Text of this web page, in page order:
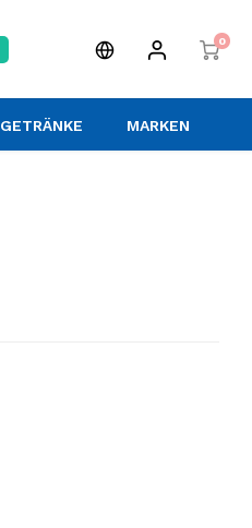
0
GETRÄNKE MARKEN